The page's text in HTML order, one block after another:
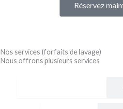
Réservez
Nos services (forfaits de lavage)
Nous offrons plusieurs services